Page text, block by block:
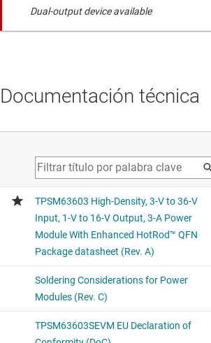
Dual-output device available
Documentación técnica